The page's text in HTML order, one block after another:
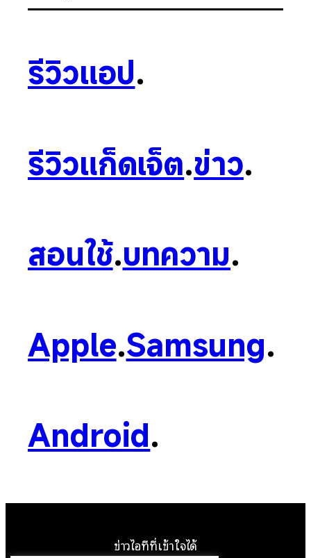
รีวิวแอป.
รีวิวแก็ดเจ็ต.ข่าว.
สอนใช้.บทความ.
Apple.Samsung.
Android.
ข่าวไอทีที่เข้าใจได้